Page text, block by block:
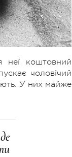
неї коштовний
чоловічий
У них майже